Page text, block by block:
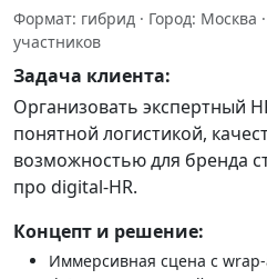
Формат: гибрид · Город: Москва
участников
Задача клиента:
Организовать экспертный
понятной логистикой,
возможностью для бренда
про digital‑HR.
Концепт и решение:
Иммерсивная сцена с